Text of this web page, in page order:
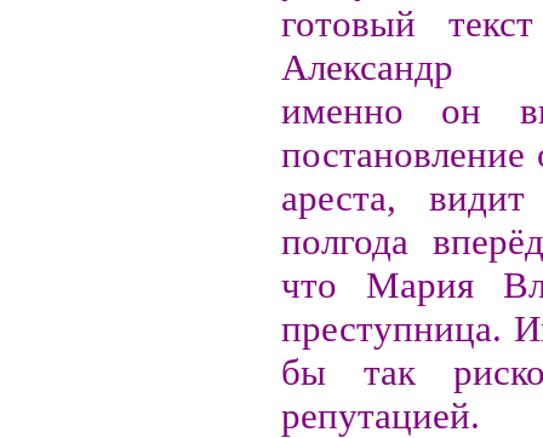
готовый
Александр
именно он
ареста,
полгода
что Мария
преступница.
бы так
репутацией.